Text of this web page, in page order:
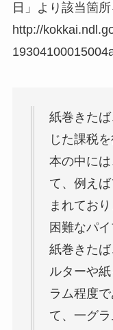
日」より該当箇
http://
紙巻きた
じた課税
本の中に
て、例え
まれてお
困難なパ
紙巻きた
ルターや
ラム程度
て、一グ